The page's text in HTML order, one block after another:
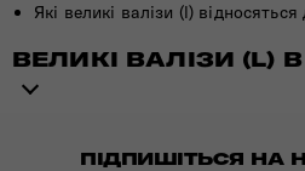
Які великі валізи (l)
ВЕЛИКІ ВАЛІЗИ (L)
ПІДПИШІТЬСЯ НА